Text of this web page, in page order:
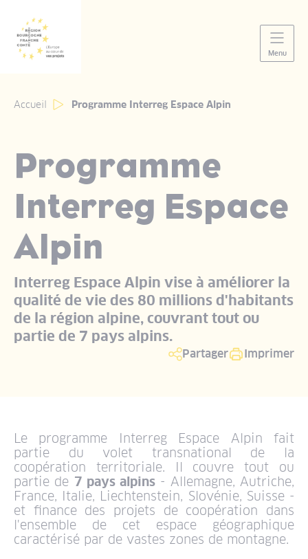
Menu
Accueil Programme Interreg Espace Alpin
Programme
Interreg Espace
Alpin
Interreg Espace Alpin vise à améliorer la
qualité de vie des 80 millions d'habitants
de la région alpine, couvrant tout ou
partie de 7 pays alpins.
Partager Imprimer
Le programme Interreg Espace Alpin fait
partie du volet transnational de la
coopération territoriale. Il couvre tout ou
partie de 7 pays alpins - Allemagne, Autriche,
France, Italie, Liechtenstein, Slovénie, Suisse -
et finance des projets de coopération dans
l'ensemble de cet espace géographique
caractérisé par de vastes zones de montagne.